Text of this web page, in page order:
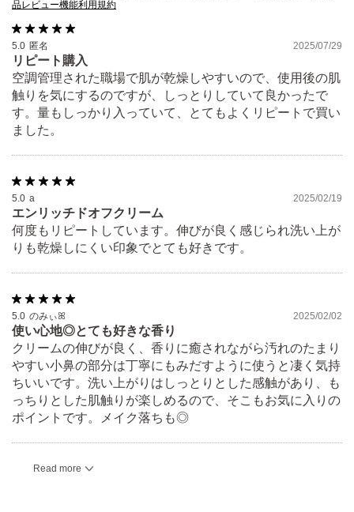
品レビュー機能利用規約
5.0 匿名 2025/07/29
リピート購入
空調管理された職場で肌が乾燥しやすいので、使用後の肌
触りを気にするのですが、しっとりしていて良かったで
す。量もしっかり入っていて、とてもよくリピートで買い
ました。
5.0 a 2025/02/19
エンリッチドオフクリーム
何度もリピートしています。伸びが良く感じられ洗い上が
りも乾燥しにくい印象でとても好きです。
5.0 のみぃꕤ 2025/02/02
使い心地◎とても好きな香り
クリームの伸びが良く、香りに癒されながら汚れのたまり
やすい小鼻の部分は丁寧にもみだすように使うと凄く気持
ちいいです。洗い上がりはしっとりとした感触があり、も
っちりとした肌触りが楽しめるので、そこもお気に入りの
ポイントです。メイク落ちも◎
Read more